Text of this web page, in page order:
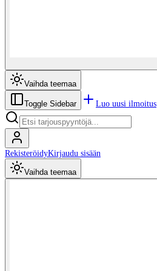
Vaihda teemaa
Toggle Sidebar Luo uusi ilmoitus
RekisteröidyKirjaudu sisään
Vaihda teemaa